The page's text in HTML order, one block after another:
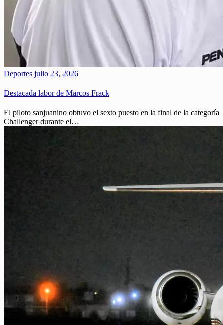
Deportes julio 23, 2026
Destacada labor de Marcos Frack
El piloto sanjuanino obtuvo el sexto puesto en la final de la categoría
Challenger durante el…